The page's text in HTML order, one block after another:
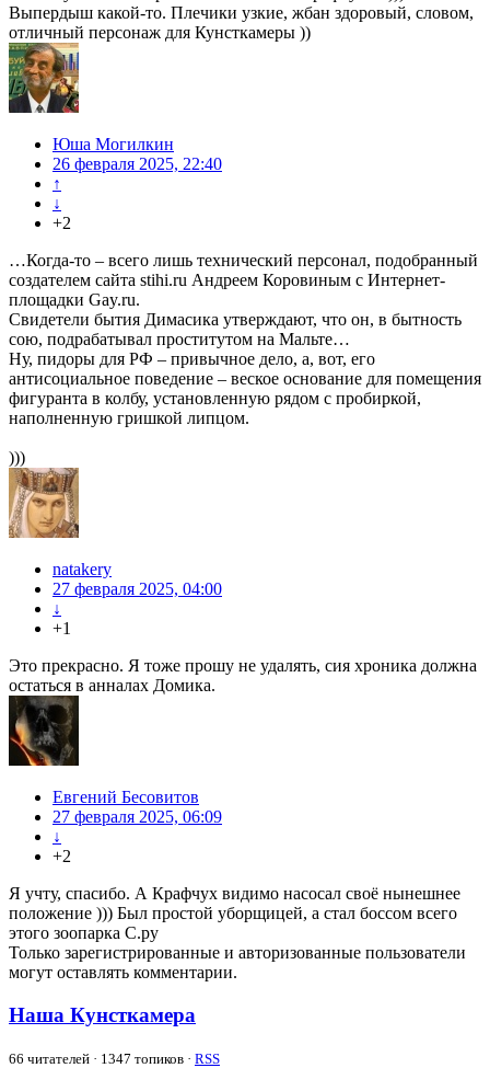
Выпердыш какой-то. Плечики узкие, жбан здоровый, словом,
отличный персонаж для Кунсткамеры ))
Юша Могилкин
26 февраля 2025, 22:40
↑
↓
+2
…Когда-то – всего лишь технический персонал, подобранный
создателем сайта stihi.ru Андреем Коровиным с Интернет-
площадки Gay.ru.
Свидетели бытия Димасика утверждают, что он, в бытность
сою, подрабатывал проститутом на Мальте…
Ну, пидоры для РФ – привычное дело, а, вот, его
антисоциальное поведение – веское основание для помещения
фигуранта в колбу, установленную рядом с пробиркой,
наполненную гришкой липцом.
)))
natakery
27 февраля 2025, 04:00
↓
+1
Это прекрасно. Я тоже прошу не удалять, сия хроника должна
остаться в анналах Домика.
Евгений Бесовитов
27 февраля 2025, 06:09
↓
+2
Я учту, спасибо. А Крафчух видимо насосал своё нынешнее
положение ))) Был простой уборщицей, а стал боссом всего
этого зоопарка С.ру
Только зарегистрированные и авторизованные пользователи
могут оставлять комментарии.
Наша Кунсткамера
66 читателей · 1347 топиков · RSS